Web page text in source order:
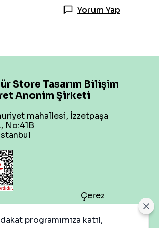
Yorum Yap
Store Tasarım Bilişim
Anonim Şirketi
mahallesi, İzzetpaşa
No:41B
Çerez
programımıza katıl,